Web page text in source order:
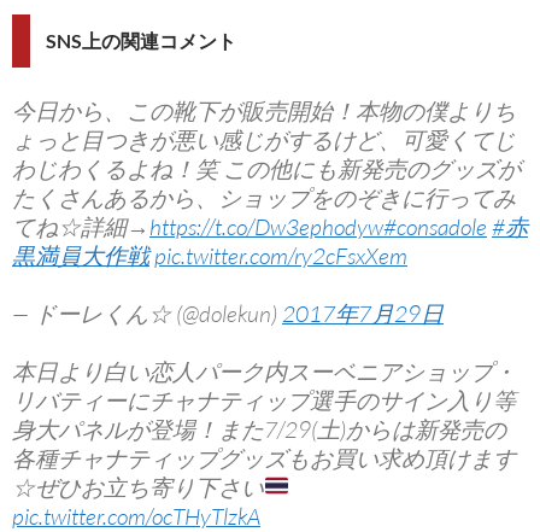
SNS上の関連コメント
今日から、この靴下が販売開始！本物の僕よりち
ょっと目つきが悪い感じがするけど、可愛くてじ
わじわくるよね！笑 この他にも新発売のグッズが
たくさんあるから、ショップをのぞきに行ってみ
てね☆詳細→ https://t.co/Dw3ephodyw#consadole #赤
黒満員大作戦 pic.twitter.com/ry2cFsxXem
— ドーレくん☆ (@dolekun) 2017年7月29日
本日より白い恋人パーク内スーベニアショップ・
リバティーにチャナティップ選手のサイン入り等
身大パネルが登場！また7/29(土)からは新発売の
各種チャナティップグッズもお買い求め頂けます
☆ぜひお立ち寄り下さい
pic.twitter.com/ocTHyTlzkA